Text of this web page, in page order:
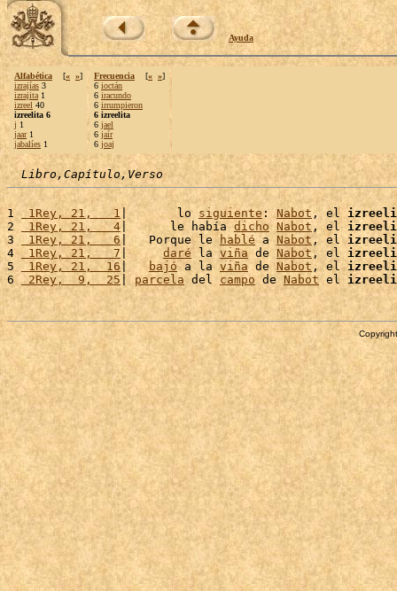
Ayuda
Alfabética [« »]
izrajías 3
izrajita 1
izreel 40
izreelita 6
j 1
jaar1
jabalíes 1
Frecuencia [« »]
6 ioctán
6 iracundo
6 irrumpieron
6 izreelita
6 jael
6 jaír
6 joaj
Libro,Capítulo,Verso
1 1Rey, 21,   1 |       lo siguiente : Nabot , el
2 1Rey, 21,   4 |      le había dicho Nabot , el
3
1Rey, 21,   6|   Porque le hablé a Nabot, el
4 1Rey, 21,   7 | daré la viña de Nabot, el
5
1Rey, 21,  16 | bajó a la viña de Nabot , el
6 2Rey,  9,  25 | parcela del campo de Nabot el